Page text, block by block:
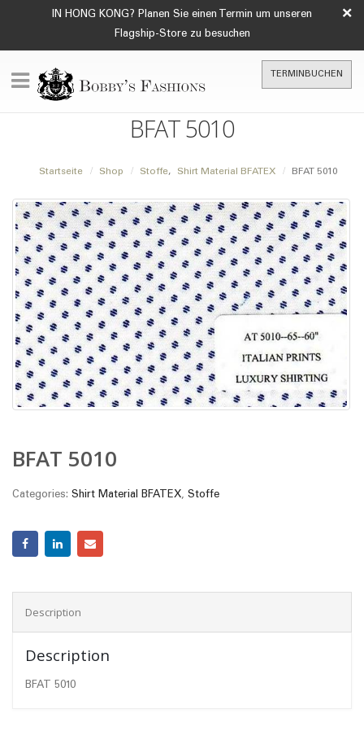
IN HONG KONG? Planen Sie einen Termin um unseren
Flagship-Store zu besuchen
×
TERMINBUCHEN
BFAT 5010
Startseite Shop Stoffe, Shirt Material BFATEX BFAT 5010
BFAT 5010
Categories: Shirt Material BFATEX, Stoffe
Description
Description
BFAT 5010